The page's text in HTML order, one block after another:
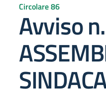
Circolare 86
Avviso